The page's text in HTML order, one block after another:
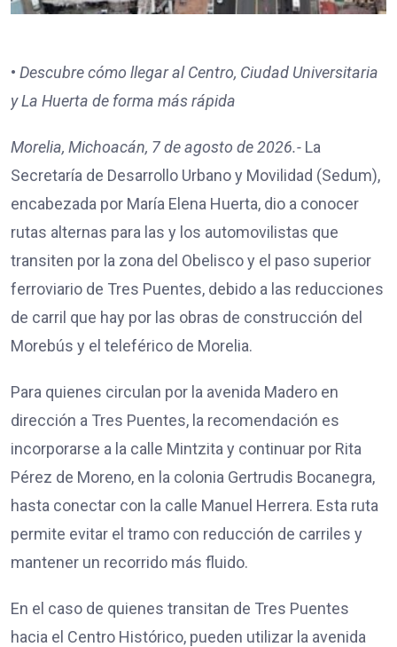
• Descubre cómo llegar al Centro, Ciudad Universitaria
y La Huerta de forma más rápida
Morelia, Michoacán, 7 de agosto de 2026.- La
Secretaría de Desarrollo Urbano y Movilidad (Sedum),
encabezada por María Elena Huerta, dio a conocer
rutas alternas para las y los automovilistas que
transiten por la zona del Obelisco y el paso superior
ferroviario de Tres Puentes, debido a las reducciones
de carril que hay por las obras de construcción del
Morebús y el teleférico de Morelia.
Para quienes circulan por la avenida Madero en
dirección a Tres Puentes, la recomendación es
incorporarse a la calle Mintzita y continuar por Rita
Pérez de Moreno, en la colonia Gertrudis Bocanegra,
hasta conectar con la calle Manuel Herrera. Esta ruta
permite evitar el tramo con reducción de carriles y
mantener un recorrido más fluido.
En el caso de quienes transitan de Tres Puentes
hacia el Centro Histórico, pueden utilizar la avenida